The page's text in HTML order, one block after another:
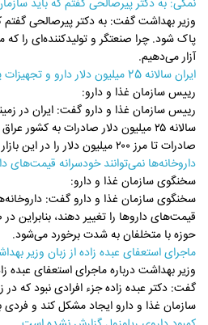
نمکی: به دکتر پیرصالحی گفتم که باید
وزیر بهداشت گفت: به دکتر پیرصالحی گفتم
پاک شود. چرا صنعتگر و تولیدکننده‌ای را
آزار می‌دهیم.
ایران سالانه 25 میلیون دلار دارو و تجهیزات پزشکی به عراق صادر می‌کند
رییس سازمان غذا و دارو:
رییس سازمان غذا و دارو گفت: ایران در
سالانه ۲۵ میلیون دلار صادرات به
صادرات تا مرز ۲۰۰ میلیون دلار را در این بازار داراست.
داروخانه‌ها نمی‌توانند خودسرانه قیمت‌های
سخنگوی سازمان غذا و دارو:
سخنگوی سازمان غذا و دارو گفت:
قیمت‌های داروها را تغییر دهند، بنابراین
حوزه با متخلفان به‌ شدت برخورد می‌شود.
ماجرای استعفای عبده زاده از زبان وزیر
وزیر بهداشت درباره ماجرای استعفای عبده
گفت: دکتر عبده زاده جزء افرادی نبود که
سازمان غذا و دارو ایجاد مشکل کند و